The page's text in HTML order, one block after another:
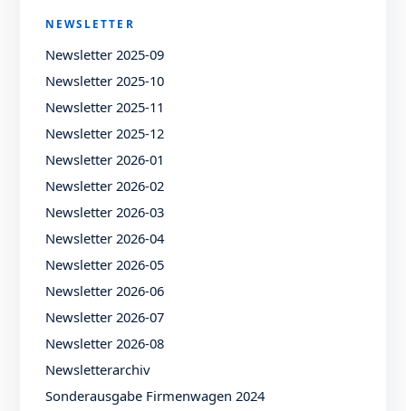
NEWSLETTER
Newsletter 2025-09
Newsletter 2025-10
Newsletter 2025-11
Newsletter 2025-12
Newsletter 2026-01
Newsletter 2026-02
Newsletter 2026-03
Newsletter 2026-04
Newsletter 2026-05
Newsletter 2026-06
Newsletter 2026-07
Newsletter 2026-08
Newsletterarchiv
Sonderausgabe Firmenwagen 2024